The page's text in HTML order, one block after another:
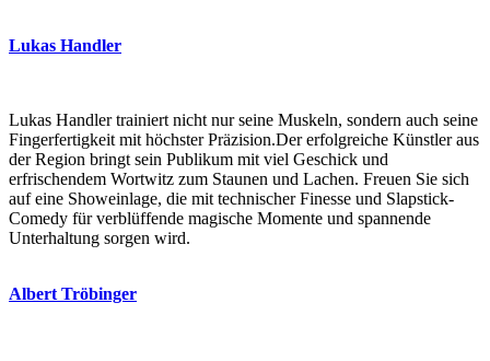
Lukas Handler
Lukas Handler trainiert nicht nur seine Muskeln, sondern auch seine
Fingerfertigkeit mit höchster Präzision.Der erfolgreiche Künstler aus
der Region bringt sein Publikum mit viel Geschick und
erfrischendem Wortwitz zum Staunen und Lachen. Freuen Sie sich
auf eine Showeinlage, die mit technischer Finesse und Slapstick-
Comedy für verblüffende magische Momente und spannende
Unterhaltung sorgen wird.
Albert Tröbinger